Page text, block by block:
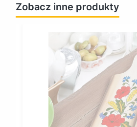
Zobacz inne produkty